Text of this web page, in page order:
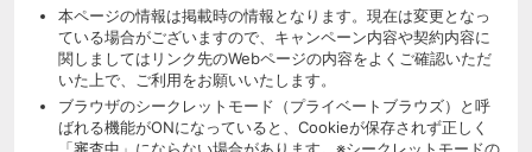
本ページの情報は掲載時の情報となります。現在は変更となっ
ている場合がございますので、キャンペーン内容や契約内容に
関しましてはリンク先のWebページの内容をよくご確認いただ
いた上で、ご利用をお願いいたします。
ブラウザのシークレットモード（プライベートブラウズ）と呼
ばれる機能がONになっていると、Cookieが保存されず正しく
「審査中」にならない場合があります。※シークレットモードの